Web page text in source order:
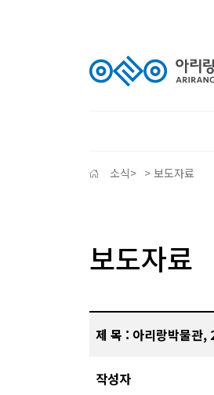
>
소식 > 보도자료
보도자료
제 목 : 아리랑박물관,
작성자